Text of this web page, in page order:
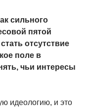
сильного
пятой
отсутствие
поле в
чьи интересы
идеологию, и это